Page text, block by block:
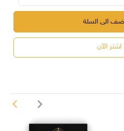
اشتر الآن